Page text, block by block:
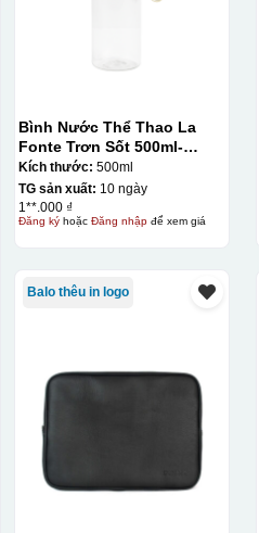
Hộp xi ly sứ
Bình Nước Thể Thao La
Fonte Trơn Sốt 500ml-
010009
Kích thước: 500ml
TG sản xuất: 10 ngày
1**.000 ₫
Đăng kýhoặc Đăng nhậpđể xem giá
Balo thêu in logo